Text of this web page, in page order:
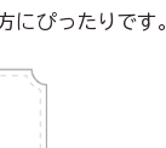
にぴったりです。